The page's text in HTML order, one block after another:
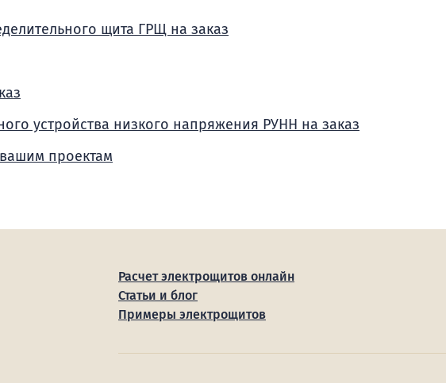
щита ГРЩ на заказ
устройства низкого напряжения РУНН на заказ
проектам
Расчет электрощитов онлайн
Статьи и блог
Примеры электрощитов